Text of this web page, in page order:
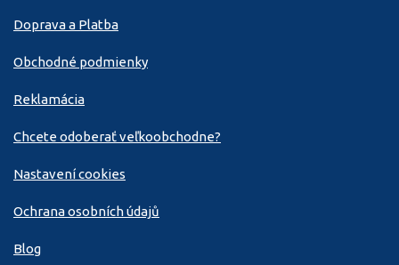
Doprava a Platba
Obchodné podmienky
Reklamácia
Chcete odoberať veľkoobchodne?
Nastavení cookies
Ochrana osobních údajů
Blog